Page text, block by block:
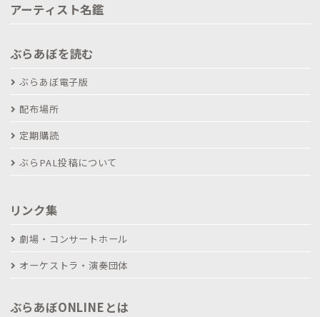
アーティスト名鑑
ぶらあぼを読む
ぶらあぼ電子版
配布場所
定期購読
ぶらPAL投稿について
リンク集
劇場・コンサートホール
オーケストラ・演奏団体
ぶらあぼONLINEとは